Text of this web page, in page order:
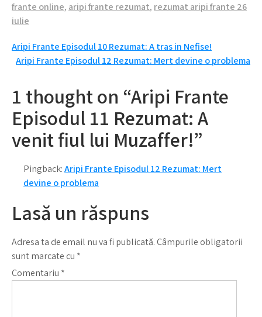
frante online, aripi frante rezumat, rezumat aripi frante 26
iulie
Navigare
în
articole
Aripi Frante Episodul 10 Rezumat: A tras in Nefise!
Aripi Frante Episodul 12 Rezumat: Mert devine o problema
1 thought on “Aripi Frante
Episodul 11 Rezumat: A
venit fiul lui Muzaffer!”
Pingback:Aripi Frante Episodul 12 Rezumat: Mert
devine o problema
Lasă un răspuns
Adresa ta de email nu va fi publicată.Câmpurile obligatorii
sunt marcate cu *
Comentariu *